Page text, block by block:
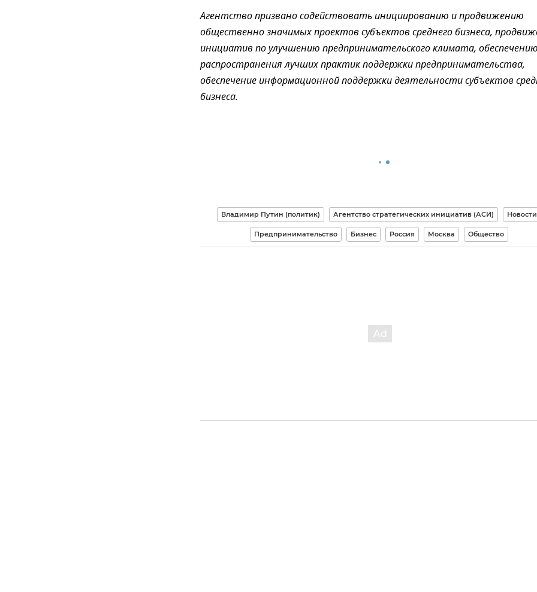
Агентство призвано содействовать инициированию и продвижению
общественно значимых проектов субъектов среднего бизнеса,
инициатив по улучшению предпринимательского климата,
распространения лучших практик поддержки предпринимательства,
обеспечение информационной поддержки деятельности субъектов
бизнеса.
Владимир Путин (политик) Агентство стратегических инициатив (АСИ) Новости
Предпринимательство Бизнес Россия Москва Общество